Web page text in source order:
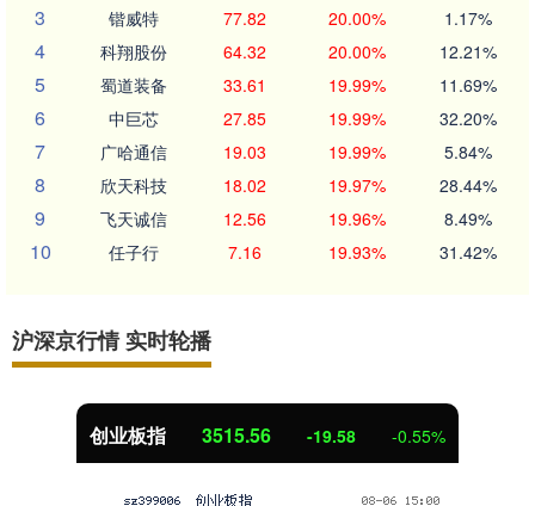
3 锴威特 77.82 20.00% 1.17%
4 科翔股份 64.32 20.00% 12.21%
5 蜀道装备 33.61 19.99% 11.69%
6 中巨芯 27.85 19.99% 32.20%
7 广哈通信 19.03 19.99% 5.84%
8 欣天科技 18.02 19.97% 28.44%
9 飞天诚信 12.56 19.96% 8.49%
10 任子行 7.16 19.93% 31.42%
沪深京行情 实时轮播
基金指数 7229.80 -1.63 -0.02%